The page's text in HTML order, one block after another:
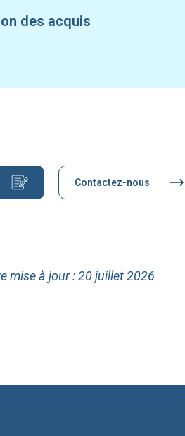
des acquis
Contactez-nous
mise à jour : 20 juillet 2026